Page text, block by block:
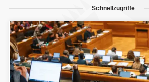
Schnellzugriffe